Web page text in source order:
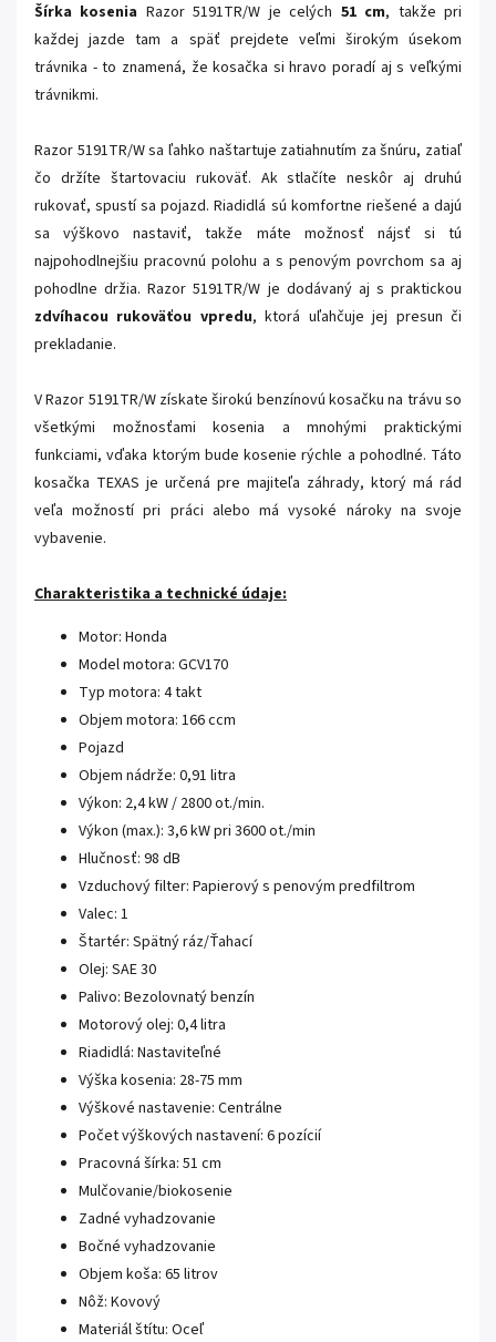
Šírka kosenia Razor 5191TR/W je celých 51 cm, takže pri
každej jazde tam a späť prejdete veľmi širokým úsekom
trávnika - to znamená, že kosačka si hravo poradí aj s veľkými
trávnikmi.
Razor 5191TR/W sa ľahko naštartuje zatiahnutím za šnúru, zatiaľ
čo držíte štartovaciu rukoväť. Ak stlačíte neskôr aj druhú
rukovať, spustí sa pojazd. Riadidlá sú komfortne riešené a dajú
sa výškovo nastaviť, takže máte možnosť nájsť si tú
najpohodlnejšiu pracovnú polohu a s penovým povrchom sa aj
pohodlne držia. Razor 5191TR/W je dodávaný aj s praktickou
zdvíhacou rukoväťou vpredu, ktorá uľahčuje jej presun či
prekladanie.
V Razor 5191TR/W získate širokú benzínovú kosačku na trávu so
všetkými možnosťami kosenia a mnohými praktickými
funkciami, vďaka ktorým bude kosenie rýchle a pohodlné. Táto
kosačka TEXAS je určená pre majiteľa záhrady, ktorý má rád
veľa možností pri práci alebo má vysoké nároky na svoje
vybavenie.
Charakteristika a technické údaje:
Motor: Honda
Model motora: GCV170
Typ motora: 4 takt
Objem motora: 166 ccm
Pojazd
Objem nádrže: 0,91 litra
Výkon: 2,4 kW / 2800 ot./min.
Výkon (max.): 3,6 kW pri 3600 ot./min
Hlučnosť: 98 dB
Vzduchový filter: Papierový s penovým predfiltrom
Valec: 1
Štartér: Spätný ráz/Ťahací
Olej: SAE 30
Palivo: Bezolovnatý benzín
Motorový olej: 0,4 litra
Riadidlá: Nastaviteľné
Výška kosenia: 28-75 mm
Výškové nastavenie: Centrálne
Počet výškových nastavení: 6 pozícií
Pracovná šírka: 51 cm
Mulčovanie/biokosenie
Zadné vyhadzovanie
Bočné vyhadzovanie
Objem koša: 65 litrov
Nôž: Kovový
Materiál štítu: Oceľ